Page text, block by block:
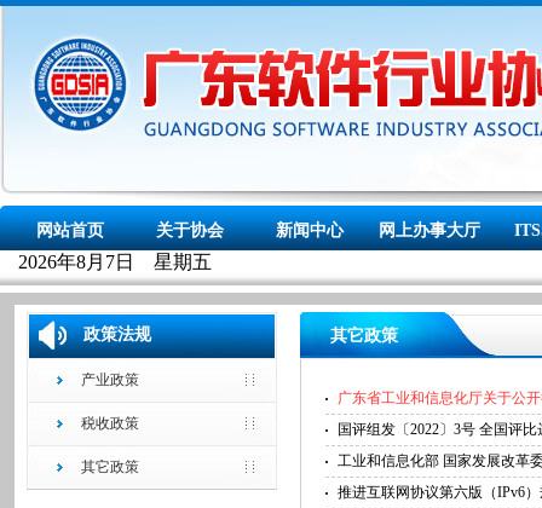
政策法规
产业政策
税收政策
其它政策
其它政策
广东省工业和信息化厅关于公
国评组发〔2022〕3号 全国评
工业和信息化部 国家发展改革
推进互联网协议第六版（IPv6